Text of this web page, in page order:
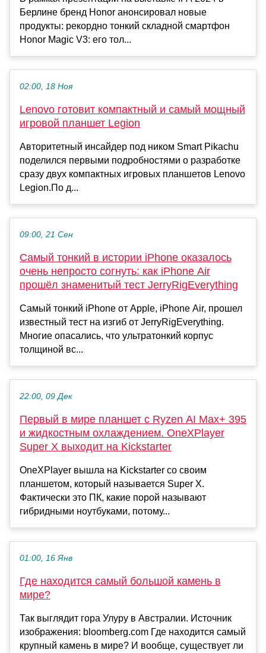
Берлине бренд Honor анонсировал новые
продукты: рекордно тонкий складной смартфон
Honor Magic V3: его тол...
02:00, 18 Ноя
Lenovo готовит компактный и самый мощный
игровой планшет Legion
Авторитетный инсайдер под ником Smart Pikachu
поделился первыми подробностями о разработке
сразу двух компактных игровых планшетов Lenovo
Legion.По д...
09:00, 21 Сен
Самый тонкий в истории iPhone оказалось
очень непросто согнуть: как iPhone Air
прошёл знаменитый тест JerryRigEverything
Самый тонкий iPhone от Apple, iPhone Air, прошел
известный тест на изгиб от JerryRigEverything.
Многие опасались, что ультратонкий корпус
толщиной вс...
22:00, 09 Дек
Первый в мире планшет с Ryzen AI Max+ 395
и жидкостным охлаждением. OneXPlayer
Super X выходит на Kickstarter
OneXPlayer вышла на Kickstarter со своим
планшетом, который называется Super X.
Фактически это ПК, какие порой называют
гибридными ноутбуками, потому...
01:00, 16 Янв
Где находится самый большой камень в
мире?
Так выглядит гора Улуру в Австралии. Источник
изображения: bloomberg.com Где находится самый
крупный камень в мире? И вообще, существует ли